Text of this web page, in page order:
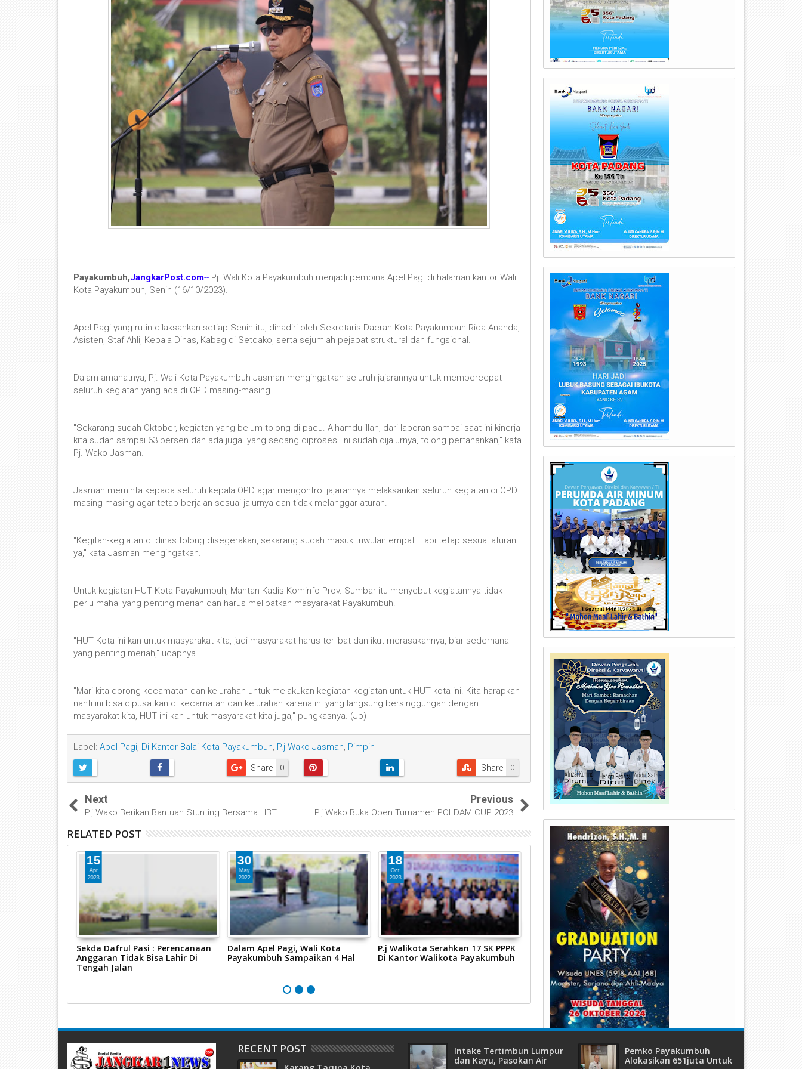
Payakumbuh,JangkarPost.com-- Pj. Wali Kota Payakumbuh menjadi pembina Apel Pagi di halaman kantor Wali
Kota Payakumbuh, Senin (16/10/2023).
Apel Pagi yang rutin dilaksankan setiap Senin itu, dihadiri oleh Sekretaris Daerah Kota Payakumbuh Rida Ananda,
Asisten, Staf Ahli, Kepala Dinas, Kabag di Setdako, serta sejumlah pejabat struktural dan fungsional.
Dalam amanatnya, Pj. Wali Kota Payakumbuh Jasman mengingatkan seluruh jajarannya untuk mempercepat
seluruh kegiatan yang ada di OPD masing-masing.
"Sekarang sudah Oktober, kegiatan yang belum tolong di pacu. Alhamdulillah, dari laporan sampai saat ini kinerja
kita sudah sampai 63 persen dan ada juga yang sedang diproses. Ini sudah dijalurnya, tolong pertahankan," kata
Pj. Wako Jasman.
Jasman meminta kepada seluruh kepala OPD agar mengontrol jajarannya melaksankan seluruh kegiatan di OPD
masing-masing agar tetap berjalan sesuai jalurnya dan tidak melanggar aturan.
"Kegitan-kegiatan di dinas tolong disegerakan, sekarang sudah masuk triwulan empat. Tapi tetap sesuai aturan
ya," kata Jasman mengingatkan.
Untuk kegiatan HUT Kota Payakumbuh, Mantan Kadis Kominfo Prov. Sumbar itu menyebut kegiatannya tidak
perlu mahal yang penting meriah dan harus melibatkan masyarakat Payakumbuh.
"HUT Kota ini kan untuk masyarakat kita, jadi masyarakat harus terlibat dan ikut merasakannya, biar sederhana
yang penting meriah," ucapnya.
"Mari kita dorong kecamatan dan kelurahan untuk melakukan kegiatan-kegiatan untuk HUT kota ini. Kita harapkan
nanti ini bisa dipusatkan di kecamatan dan kelurahan karena ini yang langsung bersinggungan dengan
masyarakat kita, HUT ini kan untuk masyarakat kita juga," pungkasnya. (Jp)
Label: Apel Pagi, Di Kantor Balai Kota Payakumbuh, P.j Wako Jasman, Pimpin
0
Share 0
Share
Next
P.j Wako Berikan Bantuan Stunting Bersama HBT
Previous
P.j Wako Buka Open Turnamen POLDAM CUP 2023
RELATED POST
15
Apr
2023
Sekda Dafrul Pasi : Perencanaan
Anggaran Tidak Bisa Lahir Di
Tengah Jalan
30
May
2022
Dalam Apel Pagi, Wali Kota
Payakumbuh Sampaikan 4 Hal
18
Oct
2023
P.j Walikota Serahkan 17 SK PPPK
Di Kantor Walikota Payakumbuh
P.j Wako Terima Audensi Ruang
Guru Di Balai Kota Payakumbuh
RECENT POST
Intake Tertimbun Lumpur
dan Kayu, Pasokan Air
Pemko Payakumbuh
Alokasikan 651juta Untuk